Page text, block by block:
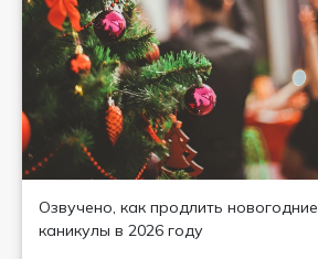
Озвучено, как продлить новогодние
каникулы в 2026 году